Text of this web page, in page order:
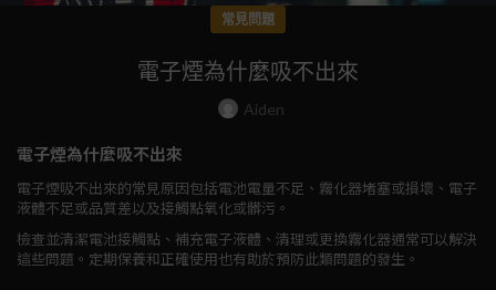
常見問題
電子煙為什麼吸不出來
Aiden
電子煙為什麼吸不出來
電子煙吸不出來的常見原因包括電池電量不足、霧化器堵塞或損壞、電子
液體不足或品質差以及接觸點氧化或髒污。
檢查並清潔電池接觸點、補充電子液體、清理或更換霧化器通常可以解決
這些問題。定期保養和正確使用也有助於預防此類問題的發生。